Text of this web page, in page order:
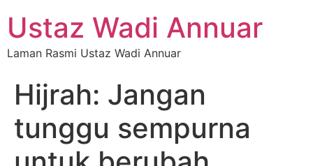
Ustaz Wadi Annuar
Laman Rasmi Ustaz Wadi Annuar
Hijrah: Jangan
tunggu sempurna